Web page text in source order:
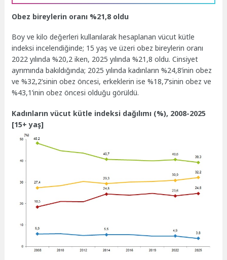
Obez bireylerin oranı %21,8 oldu
Boy ve kilo değerleri kullanılarak hesaplanan vücut kütle
indeksi incelendiğinde; 15 yaş ve üzeri obez bireylerin oranı
2022 yılında %20,2 iken, 2025 yılında %21,8 oldu. Cinsiyet
ayrımında bakıldığında; 2025 yılında kadınların %24,8’inin obez
ve %32,2’sinin obez öncesi, erkeklerin ise %18,7’sinin obez ve
%43,1’inin obez öncesi olduğu görüldü.
Kadınların vücut kütle indeksi dağılımı (%), 2008-2025
[15+ yaş]